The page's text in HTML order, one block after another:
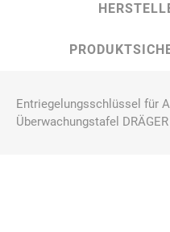
Entriegelungsschlüssel für
Überwachungstafel